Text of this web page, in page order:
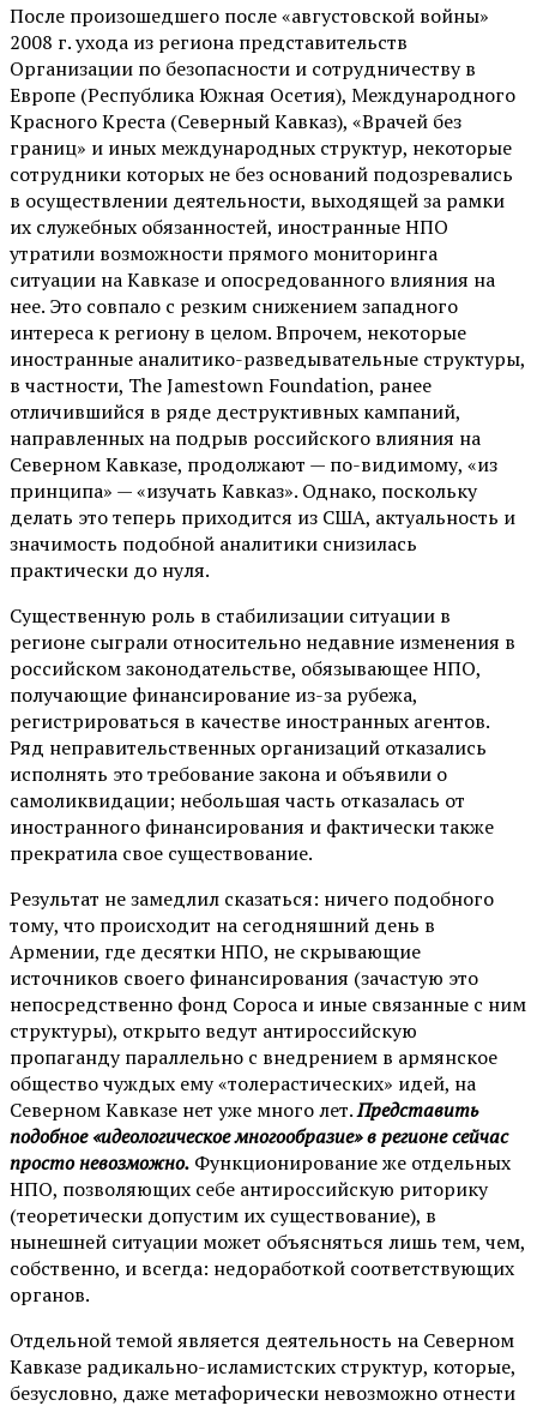
После произошедшего после «августовской войны»
2008 г. ухода из региона представительств
Организации по безопасности и сотрудничеству в
Европе (Республика Южная Осетия), Международного
Красного Креста (Северный Кавказ), «Врачей без
границ» и иных международных структур, некоторые
сотрудники которых не без оснований подозревались
в осуществлении деятельности, выходящей за рамки
их служебных обязанностей, иностранные НПО
утратили возможности прямого мониторинга
ситуации на Кавказе и опосредованного влияния на
нее. Это совпало с резким снижением западного
интереса к региону в целом. Впрочем, некоторые
иностранные аналитико-разведывательные структуры,
в частности, The Jamestown Foundation, ранее
отличившийся в ряде деструктивных кампаний,
направленных на подрыв российского влияния на
Северном Кавказе, продолжают — по-видимому, «из
принципа» — «изучать Кавказ». Однако, поскольку
делать это теперь приходится из США, актуальность и
значимость подобной аналитики снизилась
практически до нуля.
Существенную роль в стабилизации ситуации в
регионе сыграли относительно недавние изменения в
российском законодательстве, обязывающее НПО,
получающие финансирование из-за рубежа,
регистрироваться в качестве иностранных агентов.
Ряд неправительственных организаций отказались
исполнять это требование закона и объявили о
самоликвидации; небольшая часть отказалась от
иностранного финансирования и фактически также
прекратила свое существование.
Результат не замедлил сказаться: ничего подобного
тому, что происходит на сегодняшний день в
Армении, где десятки НПО, не скрывающие
источников своего финансирования (зачастую это
непосредственно фонд Сороса и иные связанные с ним
структуры), открыто ведут антироссийскую
пропаганду параллельно с внедрением в армянское
общество чуждых ему «толерастических» идей, на
Северном Кавказе нет уже много лет.Представить
подобное «идеологическое многообразие» в регионе сейчас
просто невозможно. Функционирование же отдельных
НПО, позволяющих себе антироссийскую риторику
(теоретически допустим их существование), в
нынешней ситуации может объясняться лишь тем, чем,
собственно, и всегда: недоработкой соответствующих
органов.
Отдельной темой является деятельность на Северном
Кавказе радикально-исламистских структур, которые,
безусловно, даже метафорически невозможно отнести